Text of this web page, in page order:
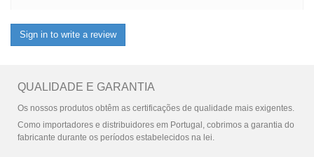
Sign in to write a review
QUALIDADE E GARANTIA
Os nossos produtos obtêm as certificações de qualidade mais exigentes.
Como importadores e distribuidores em Portugal, cobrimos a garantia do
fabricante durante os períodos estabelecidos na lei.